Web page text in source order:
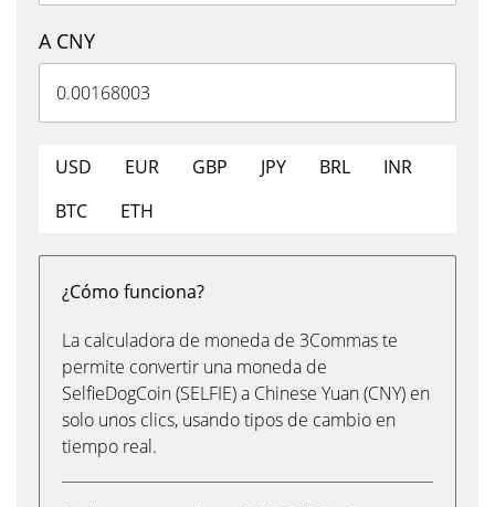
A CNY
USD EUR GBP JPY BRL
INR
BTC
ETH
¿Cómo funciona?
La calculadora de moneda de 3Commas te
permite convertir una moneda de
SelfieDogCoin (SELFIE) a Chinese Yuan (CNY) en
solo unos clics, usando tipos de cambio en
tiempo real.